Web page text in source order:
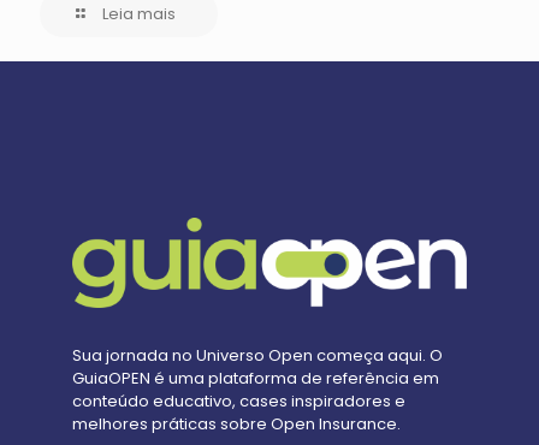
Leia mais
Sua jornada no Universo Open começa aqui. O
GuiaOPEN é uma plataforma de referência em
conteúdo educativo, cases inspiradores e
melhores práticas sobre Open Insurance.